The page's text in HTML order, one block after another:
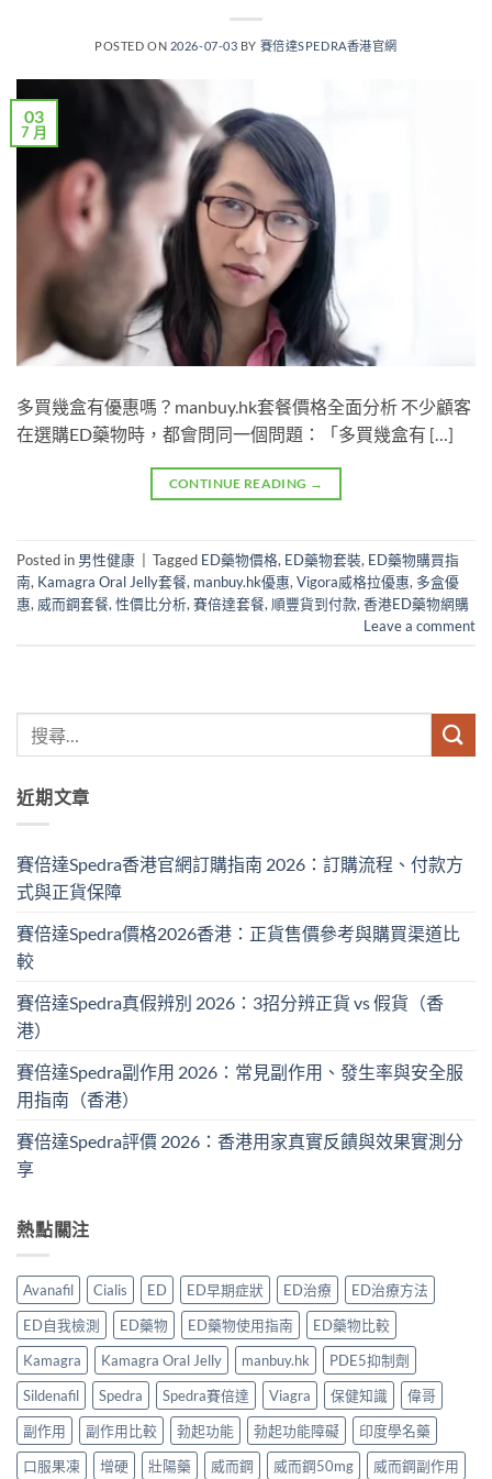
POSTED ON 2026-07-03 BY 賽倍達SPEDRA香港官網
03
7 月
多買幾盒有優惠嗎？manbuy.hk套餐價格全面分析 不少顧客
在選購ED藥物時，都會問同一個問題：「多買幾盒有 […]
CONTINUE READING →
Posted in 男性健康 | Tagged ED藥物價格, ED藥物套裝, ED藥物購買指
南, Kamagra Oral Jelly套餐, manbuy.hk優惠, Vigora威格拉優惠, 多盒優
惠, 威而鋼套餐, 性價比分析, 賽倍達套餐, 順豐貨到付款, 香港ED藥物網購
Leave a comment
近期文章
賽倍達Spedra香港官網訂購指南 2026：訂購流程、付款方
式與正貨保障
賽倍達Spedra價格2026香港：正貨售價參考與購買渠道比
較
賽倍達Spedra真假辨別 2026：3招分辨正貨 vs 假貨（香
港）
賽倍達Spedra副作用 2026：常見副作用、發生率與安全服
用指南（香港）
賽倍達Spedra評價 2026：香港用家真實反饋與效果實測分
享
熱點關注
Avanafil Cialis ED ED早期症狀 ED治療
ED治療方法
ED自我檢測
ED藥物 ED藥物使用指南
ED藥物比較
Kamagra
Kamagra Oral Jelly manbuy.hk
PDE5抑制劑
Sildenafil
Spedra Spedra賽倍達 Viagra 保健知識
偉哥
副作用
副作用比較 勃起功能 勃起功能障礙
印度學名藥
口服果凍
增硬 壯陽藥 威而鋼 威而鋼50mg 威而鋼副作用